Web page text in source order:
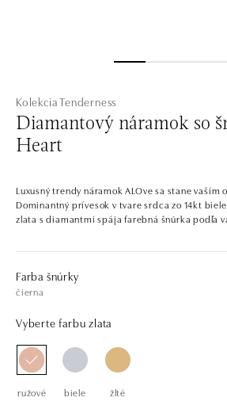
Kolekcia Tenderness
Diamantový náramok so
Heart
Luxusný trendy náramok ALOve sa stane vaším
Dominantný prívesok v tvare srdca zo 14kt
zlata s diamantmi spája farebná šnúrka podľa
Farba šnúrky
čierna
Vyberte farbu zlata
ružové biele žlté